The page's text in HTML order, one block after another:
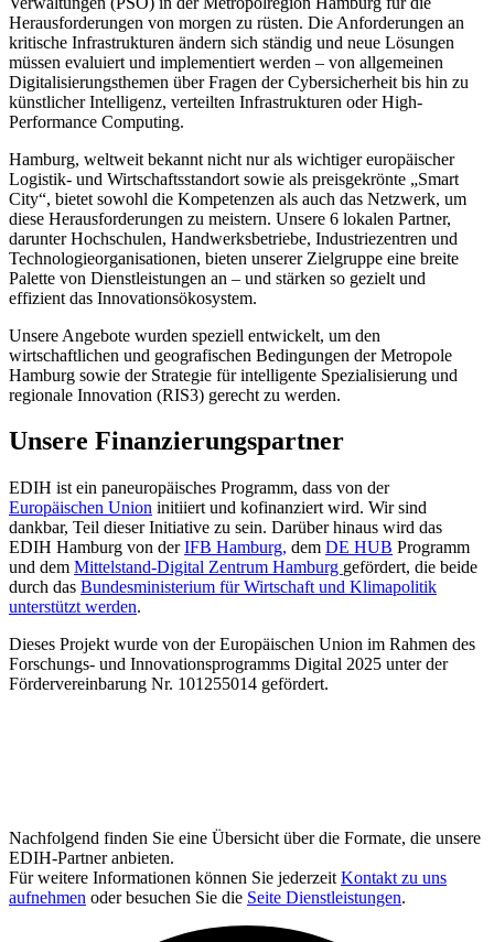
Herausforderungen von morgen zu rüsten. Die Anforderungen an
kritische Infrastrukturen ändern sich ständig und neue Lösungen
müssen evaluiert und implementiert werden – von allgemeinen
Digitalisierungsthemen über Fragen der Cybersicherheit bis hin zu
künstlicher Intelligenz, verteilten Infrastrukturen oder High-
Performance Computing.
Hamburg, weltweit bekannt nicht nur als wichtiger europäischer
Logistik- und Wirtschaftsstandort sowie als preisgekrönte „Smart
City“, bietet sowohl die Kompetenzen als auch das Netzwerk, um
diese Herausforderungen zu meistern. Unsere 6 lokalen Partner,
darunter Hochschulen, Handwerksbetriebe, Industriezentren und
Technologieorganisationen, bieten unserer Zielgruppe eine breite
Palette von Dienstleistungen an – und stärken so gezielt und
effizient das Innovationsökosystem.
Unsere Angebote wurden speziell entwickelt, um den
wirtschaftlichen und geografischen Bedingungen der Metropole
Hamburg sowie der Strategie für intelligente Spezialisierung und
regionale Innovation (RIS3) gerecht zu werden.
Unsere Finanzierungspartner
EDIH ist ein paneuropäisches Programm, dass von der
Europäischen Union initiiert und kofinanziert wird. Wir sind
dankbar, Teil dieser Initiative zu sein. Darüber hinaus wird das
EDIH Hamburg von derIFB Hamburg, dem DE HUB Programm
und dem Mittelstand-Digital Zentrum Hamburg gefördert, die beide
durch das Bundesministerium für Wirtschaft und Klimapolitik
unterstützt werden.
Dieses Projekt wurde von der Europäischen Union im Rahmen des
Forschungs- und Innovationsprogramms Digital 2025 unter der
Fördervereinbarung Nr. 101255014 gefördert.
Nachfolgend finden Sie eine Übersicht über die Formate, die unsere
EDIH-Partner anbieten.
Für weitere Informationen können Sie jederzeit Kontakt zu uns
aufnehmen oder besuchen Sie die Seite Dienstleistungen.